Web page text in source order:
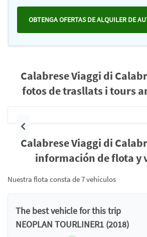
OBTENGA OFERTAS DE ALQUILER DE
Calabrese Viaggi di
fotos de trasllats i tours
Anterior
Calabrese Viaggi di
información de flota y
Nuestra flota consta de 7 vehículos
The best vehicle for this trip
NEOPLAN TOURLINER1 (2018)